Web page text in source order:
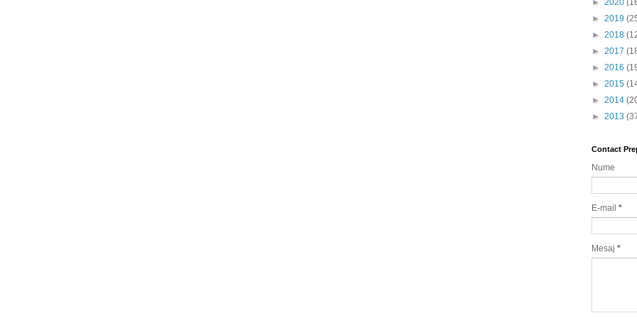
► 2020
► 2019
► 2018
► 2017
► 2016
► 2015
► 2014
► 2013
Contact
Nume
E-mail *
Mesaj *